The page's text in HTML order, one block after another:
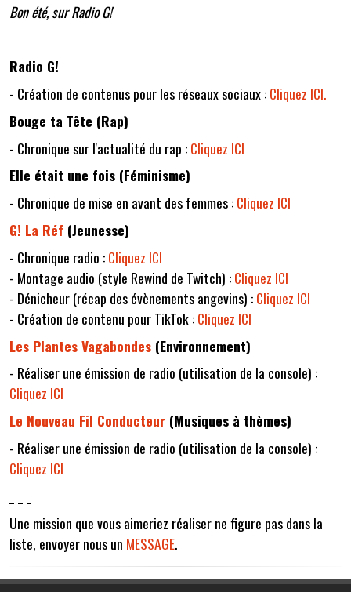
Bon été, sur Radio G!
Radio G!
- Création de contenus pour les réseaux sociaux :Cliquez ICI.
Bouge ta Tête (Rap)
- Chronique sur l'actualité du rap :Cliquez ICI
Elle était une fois (Féminisme)
- Chronique de mise en avant des femmes :Cliquez ICI
G! La Réf (Jeunesse)
- Chronique radio :Cliquez ICI
- Montage audio (style Rewind de Twitch) :Cliquez ICI
- Dénicheur (récap des évènements angevins) :Cliquez ICI
- Création de contenu pour TikTok :Cliquez ICI
Les Plantes Vagabondes (Environnement)
- Réaliser une émission de radio (utilisation de la console) :
Cliquez ICI
Le Nouveau Fil Conducteur (Musiques à thèmes)
- Réaliser une émission de radio (utilisation de la console) :
Cliquez ICI
Une mission que vous aimeriez réaliser ne figure pas dans la
liste, envoyer nous un MESSAGE.